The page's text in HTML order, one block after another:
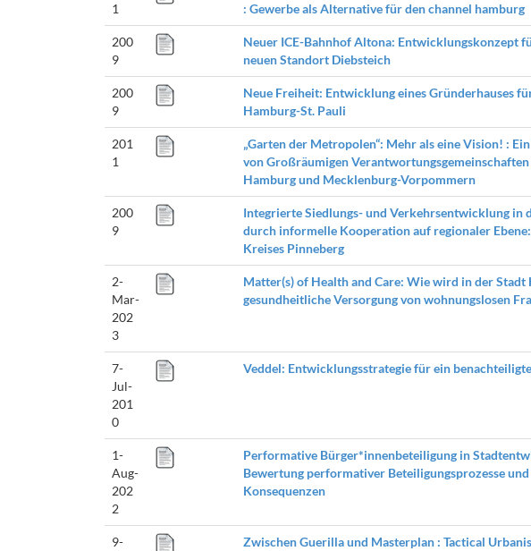
1
: Gewerbe als Alternative für den channel hamburg
200
9
Neuer ICE-Bahnhof Altona: Entwicklungskonzept
neuen Standort Diebsteich
200
9
Neue Freiheit: Entwicklung eines Gründerhauses
Hamburg-St. Pauli
201
1
„Garten der Metropolen“: Mehr als eine Vision! :
von Großräumigen
Hamburg und Mecklenburg-Vorpommern
200
9
Integrierte Siedlungs- und Verkehrsentwicklung in
durch informelle Kooperation auf regionaler
Kreises Pinneberg
2-
Mar-
202
3
Matter(s) of Health and Care: Wie wird in der Stadt
gesundheitliche Versorgung von wohnungslosen
7-
Jul-
201
0
Veddel: Entwicklungsstrategie für ein
1-
Aug-
202
2
Performative Bürger*innenbeteiligung in
Bewertung performativer Beteiligungsprozesse
Konsequenzen
9-
Zwischen Guerilla und Masterplan : Tactical